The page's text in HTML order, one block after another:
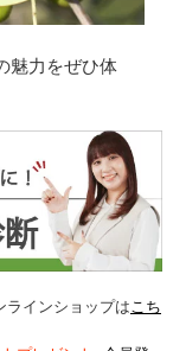
魅力をぜひ体
ラインショップは こち